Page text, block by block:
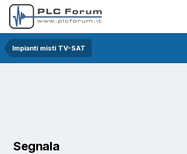
Impianti misti TV-SAT
Segnala